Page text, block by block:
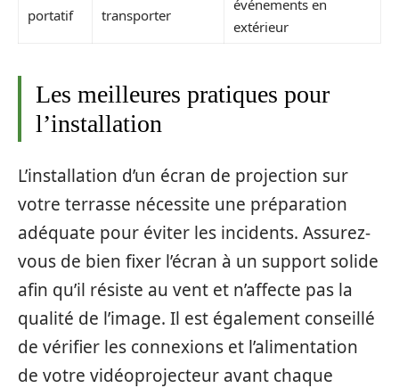
portatif
transporter
événements en
extérieur
Les meilleures pratiques pour
l’installation
L’installation d’un écran de projection sur
votre terrasse nécessite une préparation
adéquate pour éviter les incidents. Assurez-
vous de bien fixer l’écran à un support solide
afin qu’il résiste au vent et n’affecte pas la
qualité de l’image. Il est également conseillé
de vérifier les connexions et l’alimentation
de votre vidéoprojecteur avant chaque